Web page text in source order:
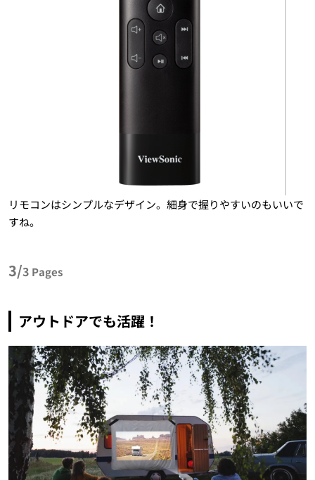
リモコンはシンプルなデザイン。細身で握りやすいのもいいで
すね。
3/3 Pages
アウトドアでも活躍！